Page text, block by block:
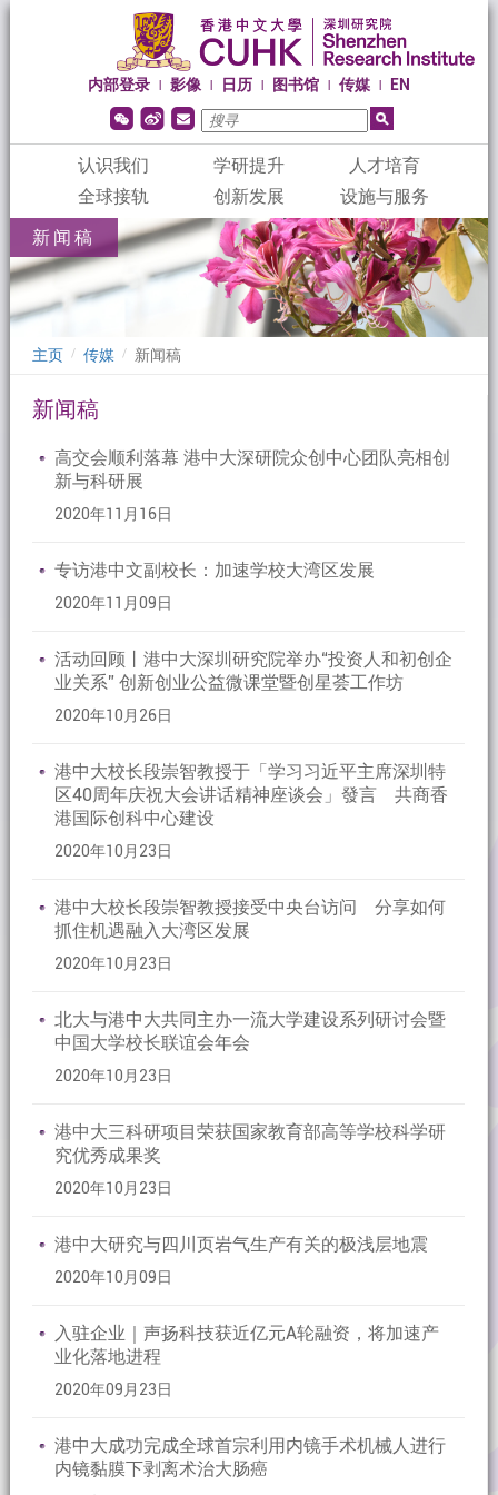
内部登录 影像 日历 图书馆 传媒 EN
认识我们 学研提升
人才培育
全球接轨
创新发展
设施与服务
新闻稿
主页 / 传媒 / 新闻稿
新闻稿
高交会顺利落幕 港中大深研院众创中心团队亮相创
新与科研展
2020年11月16日
专访港中文副校长：加速学校大湾区发展
2020年11月09日
活动回顾丨港中大深圳研究院举办“投资人和初创企
业关系” 创新创业公益微课堂暨创星荟工作坊
2020年10月26日
港中大校长段崇智教授于「学习习近平主席深圳特
区40周年庆祝大会讲话精神座谈会」發言 共商香
港国际创科中心建设
2020年10月23日
港中大校长段崇智教授接受中央台访问 分享如何
抓住机遇融入大湾区发展
2020年10月23日
北大与港中大共同主办一流大学建设系列研讨会暨
中国大学校长联谊会年会
2020年10月23日
港中大三科研项目荣获国家教育部高等学校科学研
究优秀成果奖
2020年10月23日
港中大研究与四川页岩气生产有关的极浅层地震
2020年10月09日
入驻企业｜声扬科技获近亿元A轮融资，将加速产
业化落地进程
2020年09月23日
港中大成功完成全球首宗利用内镜手术机械人进行
内镜黏膜下剥离术治大肠癌